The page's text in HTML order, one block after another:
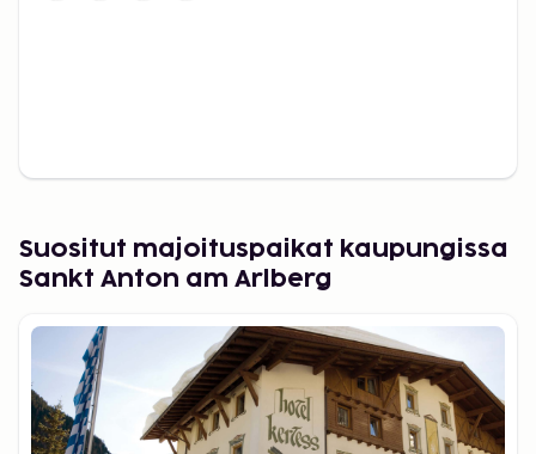
Suositut majoituspaikat kaupungissa
Sankt Anton am Arlberg